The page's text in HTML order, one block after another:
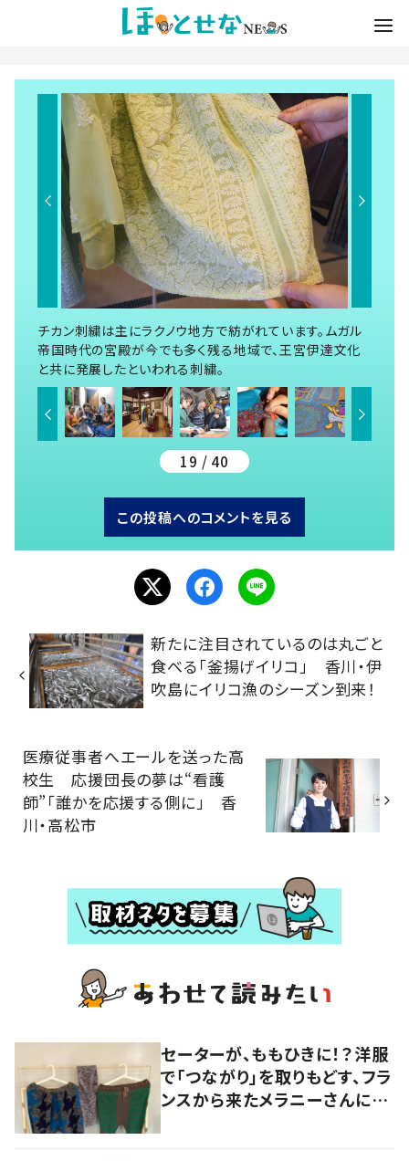
チカン刺繍は主にラクノウ地方で紡がれています。ムガル
帝国時代の宮殿が今でも多く残る地域で、王宮伊達文化
と共に発展したといわれる刺繍。
19 / 40
この投稿へのコメントを見る
新たに注目されているのは丸ごと
食べる「釜揚げイリコ」 香川・伊
吹島にイリコ漁のシーズン到来！
医療従事者へエールを送った高
校生 応援団長の夢は“看護
師”「誰かを応援する側に」 香
川・高松市
セーターが、ももひきに！？洋服
で「つながり」を取りもどす、フラ
ンスから来たメラニーさんに学